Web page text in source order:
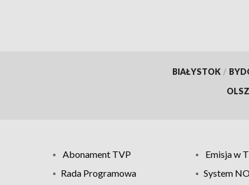
BIAŁYSTOK /
Abonament TVP Emisja w
Rada Programowa
System